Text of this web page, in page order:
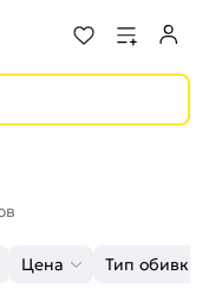
Цена Тип обивки